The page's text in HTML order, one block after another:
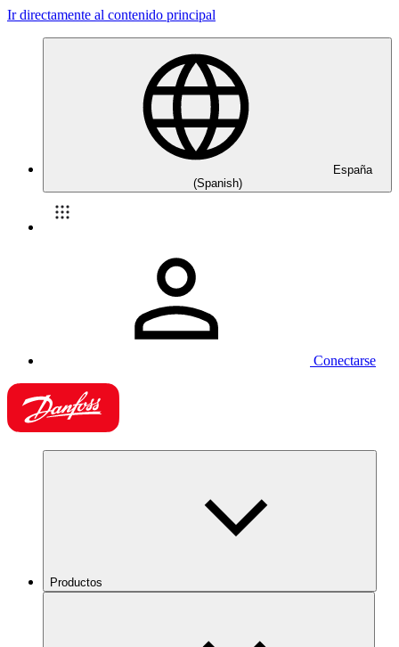
Ir directamente al contenido principal
España
(Spanish)
Conectarse
Productos